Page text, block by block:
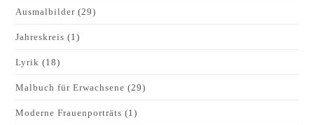
Ausmalbilder (29)
Jahreskreis (1)
Lyrik (18)
Malbuch für Erwachsene (29)
Moderne Frauenporträts (1)